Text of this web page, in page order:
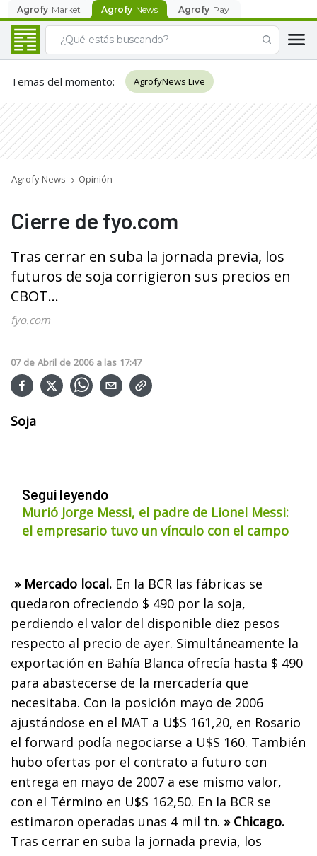
Agrofy Market Agrofy News Agrofy Pay
Temas del momento: AgrofyNews Live
Agrofy News Opinión
Cierre de fyo.com
Tras cerrar en suba la jornada previa, los
futuros de soja corrigieron sus precios en
CBOT...
fyo.com
07 de Abril de 2006 a las 17:47
Soja
Seguí leyendo
Murió Jorge Messi, el padre de Lionel Messi:
el empresario tuvo un vínculo con el campo
» Mercado local. En la BCR las fábricas se
quedaron ofreciendo $ 490 por la soja,
perdiendo el valor del disponible diez pesos
respecto al precio de ayer. Simultáneamente la
exportación en Bahía Blanca ofrecía hasta $ 490
para abastecerse de la mercadería que
necesitaba. Con la posición mayo de 2006
ajustándose en el MAT a U$S 161,20, en Rosario
el forward podía negociarse a U$S 160. También
hubo ofertas por el contrato a futuro con
entrega en mayo de 2007 a ese mismo valor,
con el Término en U$S 162,50. En la BCR se
estimaron operadas unas 4 mil tn. » Chicago.
Tras cerrar en suba la jornada previa, los